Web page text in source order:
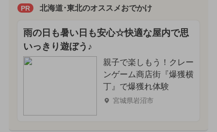
PR 北海道･東北のオススメおでかけ
雨の日も暑い日も安心☆快適な屋内で思
いっきり遊ぼう♪
親子で楽しもう！クレー
ンゲーム商店街『爆獲横
丁』で爆獲れ体験
宮城県岩沼市